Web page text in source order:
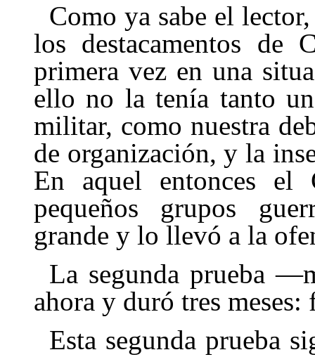
Como ya sabe el
los desta­camentos de
primera vez en una
ello no la tenía tanto
militar, como nuestra
de organización, y la
En aquel entonces
pequeños grupos
grande y lo llevó a la
La segunda prueba
ahora y duró tres
Esta segunda prueba